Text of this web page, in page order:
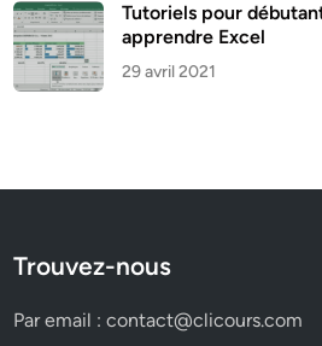
Tutoriels pour
apprendre Excel
29 avril 2021
Trouvez-nous
Par email :contact@clicours.com